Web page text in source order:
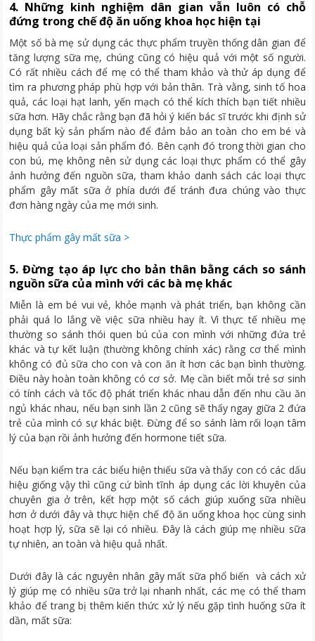
4. Những kinh nghiệm dân gian vẫn luôn có chỗ
đứng trong chế độ ăn uống khoa học hiện tại
Một số bà mẹ sử dụng các thực phẩm truyền thống dân gian để
tăng lượng sữa mẹ, chúng cũng có hiệu quả với một số người.
Có rất nhiều cách để mẹ có thể tham khảo và thử áp dụng để
tìm ra phương pháp phù hợp với bản thân. Trà vằng, sinh tố hoa
quả, các loại hạt lanh, yến mạch có thể kích thích bạn tiết nhiều
sữa hơn. Hãy chắc rằng bạn đã hỏi ý kiến bác sĩ trước khi định sử
dụng bất kỳ sản phẩm nào để đảm bảo an toàn cho em bé và
hiệu quả của loại sản phẩm đó. Bên cạnh đó trong thời gian cho
con bú, mẹ không nên sử dụng các loại thực phẩm có thể gây
ảnh hưởng đến nguồn sữa, tham khảo danh sách các loại thực
phẩm gây mất sữa ở phía dưới để tránh đưa chúng vào thực
đơn hàng ngày của mẹ mới sinh.
Thực phẩm gây mất sữa >
5. Đừng tạo áp lực cho bản thân bằng cách so sánh
nguồn sữa của mình với các bà mẹ khác
Miễn là em bé vui vẻ, khỏe mạnh và phát triển, bạn không cần
phải quá lo lắng về việc sữa nhiều hay ít. Vì thực tế nhiều mẹ
thường so sánh thói quen bú của con mình với những đứa trẻ
khác và tự kết luận (thường không chính xác) rằng cơ thể mình
không có đủ sữa cho con và con ăn ít hơn các bạn bình thường.
Điều này hoàn toàn không có cơ sở. Mẹ cần biết mỗi trẻ sơ sinh
có tính cách và tốc độ phát triển khác nhau dẫn đến nhu cầu ăn
ngủ khác nhau, nếu bạn sinh lần 2 cũng sẽ thấy ngay giữa 2 đứa
trẻ của mình có sự khác biệt. Đừng để so sánh làm rối loạn tâm
lý của bạn rồi ảnh hưởng đến hormone tiết sữa.
Nếu bạn kiểm tra các biểu hiện thiếu sữa và thấy con có các dấu
hiệu giống vậy thì cũng cứ bình tĩnh áp dụng các lời khuyên của
chuyên gia ở trên, kết hợp một số cách giúp xuống sữa nhiều
hơn ở dưới đây và thực hiện chế độ ăn uống khoa học cùng sinh
hoạt hợp lý, sữa sẽ lại có nhiều. Đây là cách giúp mẹ nhiều sữa
tự nhiên, an toàn và hiệu quả nhất.
Dưới đây là các nguyên nhân gây mất sữa phổ biến và cách xử
lý giúp mẹ có nhiều sữa trở lại nhanh nhất, các mẹ có thể tham
khảo để trang bị thêm kiến thức xử lý nếu gặp tình huống sữa ít
dần, mất sữa: